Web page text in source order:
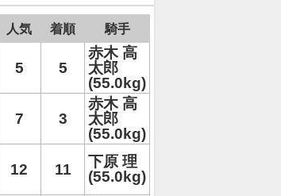
人気 着順 騎手
5 5
赤木 高
太郎
(55.0kg)
7 3
赤木 高
太郎
(55.0kg)
12 11
下原 理
(55.0kg)